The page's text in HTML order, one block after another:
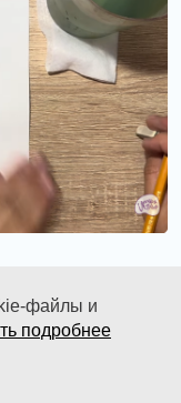
более
листа.
файлы и
подробнее